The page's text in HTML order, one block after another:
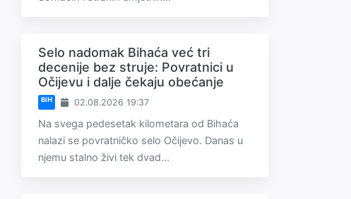
Selo nadomak Bihaća već tri
decenije bez struje: Povratnici u
Očijevu i dalje čekaju obećanje
BiH 02.08.2026 19:37
Na svega pedesetak kilometara od Bihaća
nalazi se povratničko selo Očijevo. Danas u
njemu stalno živi tek dvad...